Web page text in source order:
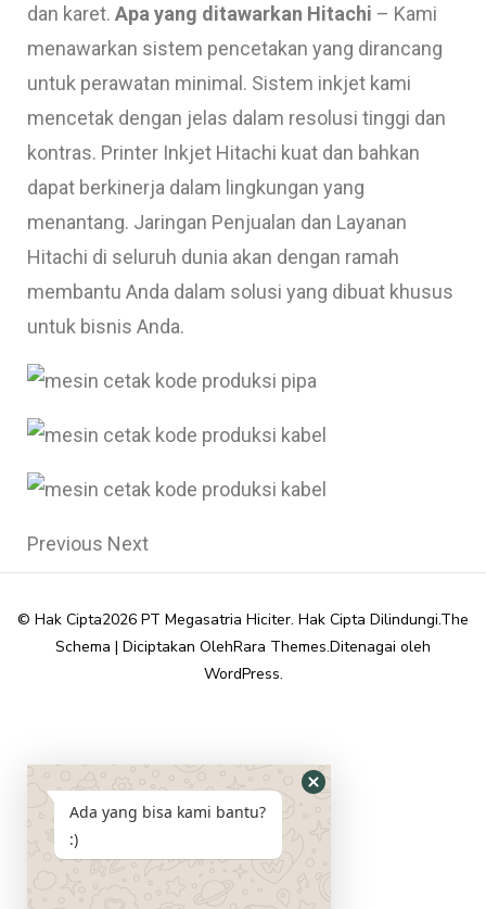
dan karet. Apa yang ditawarkan Hitachi – Kami
menawarkan sistem pencetakan yang dirancang
untuk perawatan minimal. Sistem inkjet kami
mencetak dengan jelas dalam resolusi tinggi dan
kontras. Printer Inkjet Hitachi kuat dan bahkan
dapat berkinerja dalam lingkungan yang
menantang. Jaringan Penjualan dan Layanan
Hitachi di seluruh dunia akan dengan ramah
membantu Anda dalam solusi yang dibuat khusus
untuk bisnis Anda.
Previous Next
© Hak Cipta2026 PT Megasatria Hiciter. Hak Cipta Dilindungi.The
Schema | Diciptakan OlehRara Themes.Ditenagai oleh
WordPress.
Ada yang bisa kami bantu?
:)